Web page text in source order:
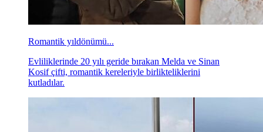
Romantik yıldönümü...
Evliliklerinde 20 yılı geride bırakan Melda ve Sinan
Kosif çifti, romantik kereleriyle birlikteliklerini
kutladılar.